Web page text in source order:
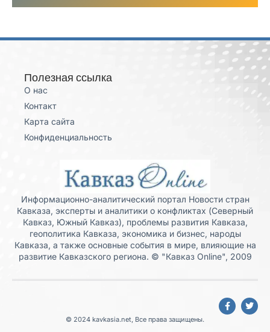
Полезная ссылка
О нас
Контакт
Карта сайта
Конфиденциальность
Информационно-аналитический портал Новости стран
Кавказа, эксперты и аналитики о конфликтах (Северный
Кавказ, Южный Кавказ), проблемы развития Кавказа,
геополитика Кавказа, экономика и бизнес, народы
Кавказа, а также основные события в мире, влияющие на
развитие Кавказского региона. © "Кавказ Online", 2009
© 2024 kavkasia.net, Все права защищены.